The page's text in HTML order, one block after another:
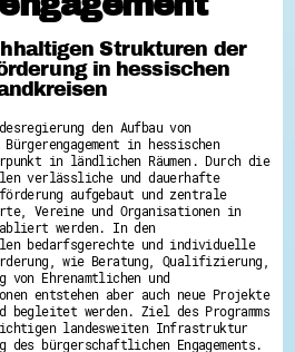
hilft Ukraine
uns dein Ehrenamt
| Trikotwettbewerb
| 80 Jahre Hessen - Engagement
x 80 Jahre x 1.000 €
Projekte
des Respekts
IT: Teile deine Infos!
dein Ehrenamt
Card Hessen
Lotsen
- Viele schaffen mehr
Strukturen der
in hessischen
den Aufbau von
in hessischen
in ländlichen Räumen. Durch die
verlässliche und dauerhafte
aufgebaut und zentrale
Vereine und Organisationen in
werden. In den
bedarfsgerechte und individuelle
wie Beratung, Qualifizierung,
von Ehrenamtlichen und
entstehen aber auch neue Projekte
werden. Ziel des Programms
landesweiten Infrastruktur
des bürgerschaftlichen Engagements.